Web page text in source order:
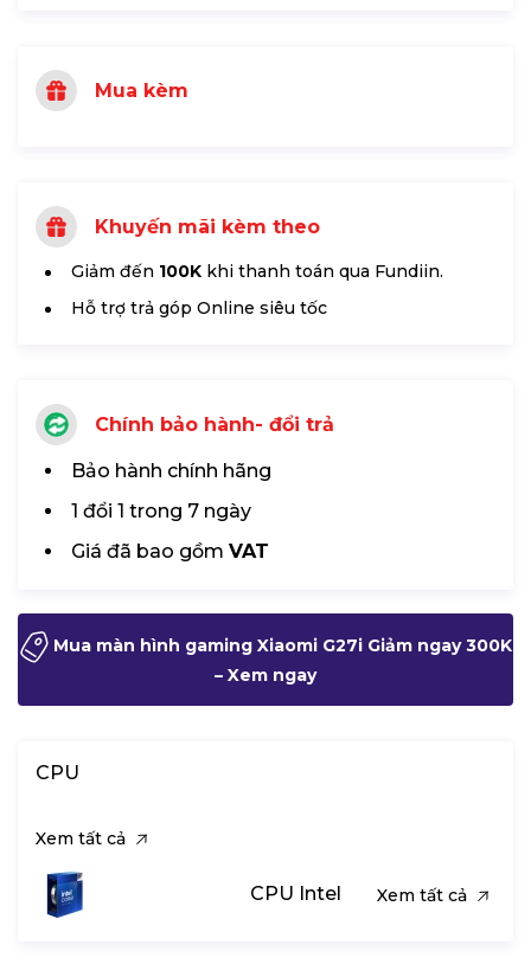
Mua kèm
Khuyến mãi kèm theo
Giảm đến 100K khi thanh toán qua Fundiin.
Hỗ trợ trả góp Online siêu tốc
Chính bảo hành- đổi trả
Bảo hành chính hãng
1 đổi 1 trong 7 ngày
Giá đã bao gồm VAT
Mua màn hình gaming Xiaomi G27i Giảm ngay 300K
– Xem ngay
CPU
Xem tất cả
CPU Intel Xem tất cả